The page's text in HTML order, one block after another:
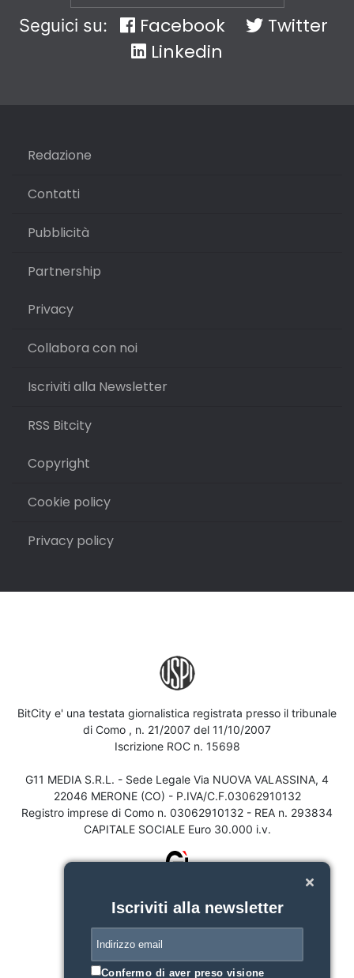
Seguici su: Facebook
Twitter
Linkedin
Redazione
Contatti
Pubblicità
Partnership
Privacy
Collabora con noi
Iscriviti alla Newsletter
RSS Bitcity
Copyright
Cookie policy
Privacy policy
BitCity e' una testata giornalistica registrata presso il tribunale
di Como , n. 21/2007 del 11/10/2007
Iscrizione ROC n. 15698
G11 MEDIA S.R.L. - Sede Legale Via NUOVA VALASSINA, 4
22046 MERONE (CO) - P.IVA/C.F.03062910132
Registro imprese di Como n. 03062910132 - REA n. 293834
CAPITALE SOCIALE Euro 30.000 i.v.
Iscriviti alla newsletter
Confermo di aver preso visione